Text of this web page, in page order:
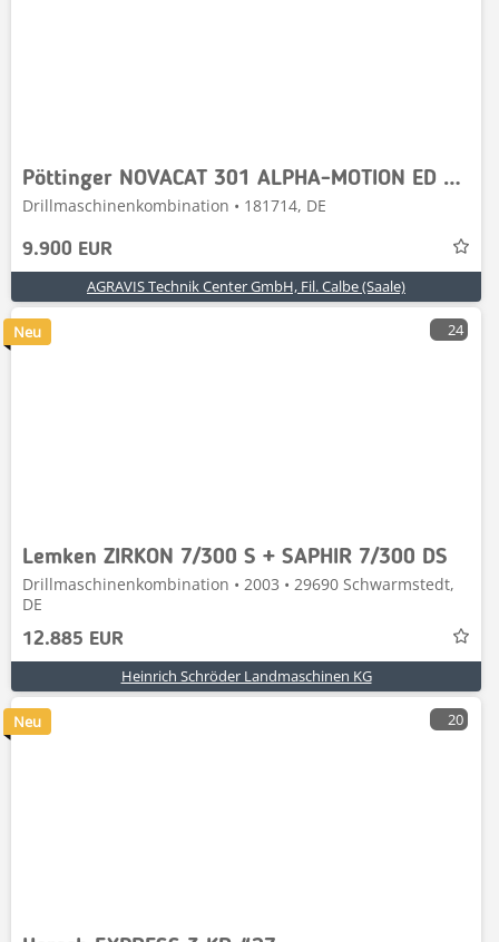
Pöttinger NOVACAT 301 ALPHA-MOTION ED PRO
Drillmaschinenkombination • 181714, DE
9.900 EUR
AGRAVIS Technik Center GmbH, Fil. Calbe (Saale)
24
Lemken ZIRKON 7/300 S + SAPHIR 7/300 DS
Drillmaschinenkombination • 2003 • 29690 Schwarmstedt,
DE
12.885 EUR
Heinrich Schröder Landmaschinen KG
Neu
20
Neu